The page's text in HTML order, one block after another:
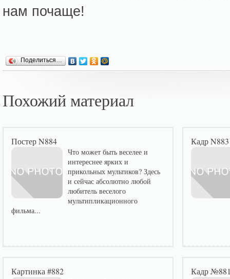
нам почаще!
Поделиться…
Похожий материал
Постер N884
Что может быть веселее и
интереснее ярких и
прикольных мультиков? Здесь
и сейчас абсолютно любой
любитель веселого
мультипликационного
фильма...
Кадр N883
Картинка #882 Кадр